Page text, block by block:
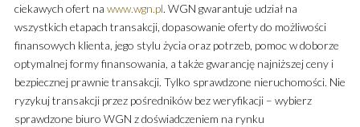
ciekawych ofert na www.wgn.pl. WGN gwarantuje udział na
wszystkich etapach transakcji, dopasowanie oferty do możliwości
finansowych klienta, jego stylu życia oraz potrzeb, pomoc w doborze
optymalnej formy finansowania, a także gwarancję najniższej ceny i
bezpiecznej prawnie transakcji. Tylko sprawdzone nieruchomości. Nie
ryzykuj transakcji przez pośredników bez weryfikacji – wybierz
sprawdzone biuro WGN z doświadczeniem na rynku